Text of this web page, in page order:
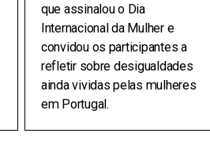
que assinalou o Dia
Internacional da Mulher e
convidou os participantes a
refletir sobre desigualdades
ainda vividas pelas mulheres
em Portugal.